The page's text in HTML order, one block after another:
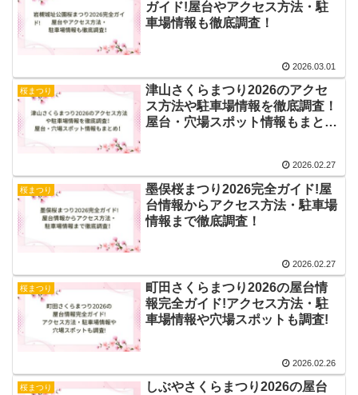
ガイド!屋台やアクセス方法・駐
車場情報も徹底調査！
2026.03.01
桜まつり
津山さくらまつり2026のアクセ
ス方法や駐車場情報を徹底調査！
屋台・穴場スポット情報もまと
2026.02.27
桜まつり
墨俣桜まつり2026完全ガイド!屋
台情報からアクセス方法・駐車場
情報まで徹底調査！
2026.02.27
桜まつり
町田さくらまつり2026の屋台情
報完全ガイド!アクセス方法・駐
車場情報や穴場スポットも調査!
2026.02.26
桜まつり
しぶやさくらまつり2026の屋台